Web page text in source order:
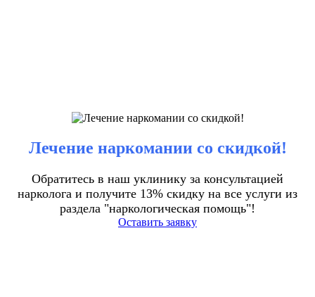
Лечение наркомании со скидкой!
Обратитесь в наш уклинику за консультацией
нарколога и получите 13% скидку на все услуги из
раздела "наркологическая помощь"!
Оставить заявку